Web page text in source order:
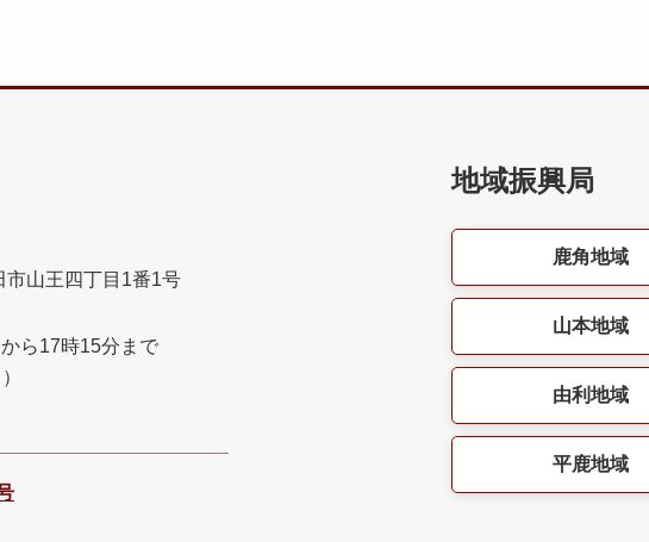
山王四丁目1番1号
ら17時15分まで
地域振興局
鹿角地域
山本地域
由利地域
平鹿地域